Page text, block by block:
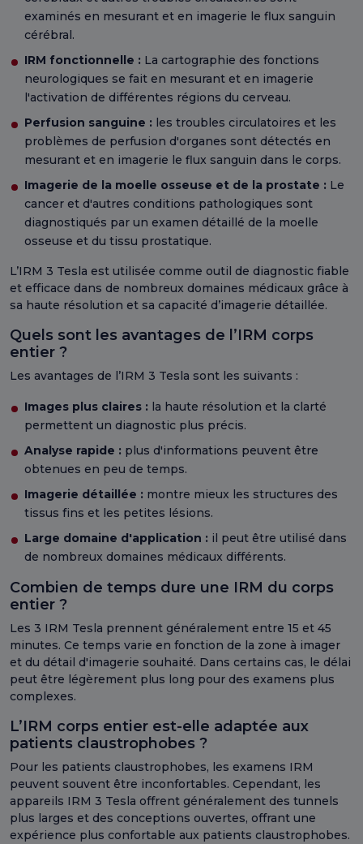
examinés en mesurant et en imagerie le flux sanguin
cérébral.
IRM fonctionnelle : La cartographie des fonctions
neurologiques se fait en mesurant et en imagerie
l'activation de différentes régions du cerveau.
Perfusion sanguine : les troubles circulatoires et les
problèmes de perfusion d'organes sont détectés en
mesurant et en imagerie le flux sanguin dans le corps.
Imagerie de la moelle osseuse et de la prostate : Le
cancer et d'autres conditions pathologiques sont
diagnostiqués par un examen détaillé de la moelle
osseuse et du tissu prostatique.
L’IRM 3 Tesla est utilisée comme outil de diagnostic fiable
et efficace dans de nombreux domaines médicaux grâce à
sa haute résolution et sa capacité d’imagerie détaillée.
Quels sont les avantages de l’IRM corps
entier ?
Les avantages de l’IRM 3 Tesla sont les suivants :
Images plus claires : la haute résolution et la clarté
permettent un diagnostic plus précis.
Analyse rapide : plus d'informations peuvent être
obtenues en peu de temps.
Imagerie détaillée : montre mieux les structures des
tissus fins et les petites lésions.
Large domaine d'application : il peut être utilisé dans
de nombreux domaines médicaux différents.
Combien de temps dure une IRM du corps
entier ?
Les 3 IRM Tesla prennent généralement entre 15 et 45
minutes. Ce temps varie en fonction de la zone à imager
et du détail d'imagerie souhaité. Dans certains cas, le délai
peut être légèrement plus long pour des examens plus
complexes.
L’IRM corps entier est-elle adaptée aux
patients claustrophobes ?
Pour les patients claustrophobes, les examens IRM
peuvent souvent être inconfortables. Cependant, les
appareils IRM 3 Tesla offrent généralement des tunnels
plus larges et des conceptions ouvertes, offrant une
expérience plus confortable aux patients claustrophobes.